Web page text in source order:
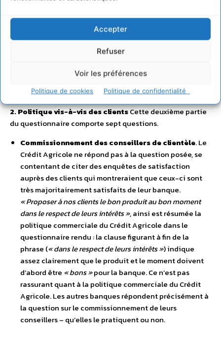
Accepter
Refuser
Voir les préférences
Politique de cookies Politique de confidentialité
régulières de financement de projets et reconnaît avoir
« un peu d’activité de marché ».
Part des dividendes distribués dans le produit net
bancaire en 2008, 2009 et 2010
concernant 2010, mais le Crédit Agricole et BNP-
Paribas n’ont pas évoqué les années précédentes.
2. Politique vis-à-vis des clientsCette deuxième partie
du questionnaire comporte sept questions.
Commissionnement des conseillers de clientèle. Le
Crédit Agricole ne répond pas à la question posée, se
contentant de citer des enquêtes de satisfaction
auprès des clients qui montreraient que ceux-ci sont
très majoritairement satisfaits de leur banque.
« Proposer à nos clients le bon produit au bon moment
dans le respect de leurs intérêts », ainsi est résumée la
politique commerciale du Crédit Agricole dans le
questionnaire rendu : la clause figurant à fin de la
phrase (« dans le respect de leurs intérêts ») indique
assez clairement que le produit et le moment doivent
d’abord être « bons »pour la banque. Ce n’est pas
rassurant quant à la politique commerciale du Crédit
Agricole. Les autres banques répondent précisément à
la question sur le commissionnement de leurs
conseillers – qu’elles le pratiquent ou non.